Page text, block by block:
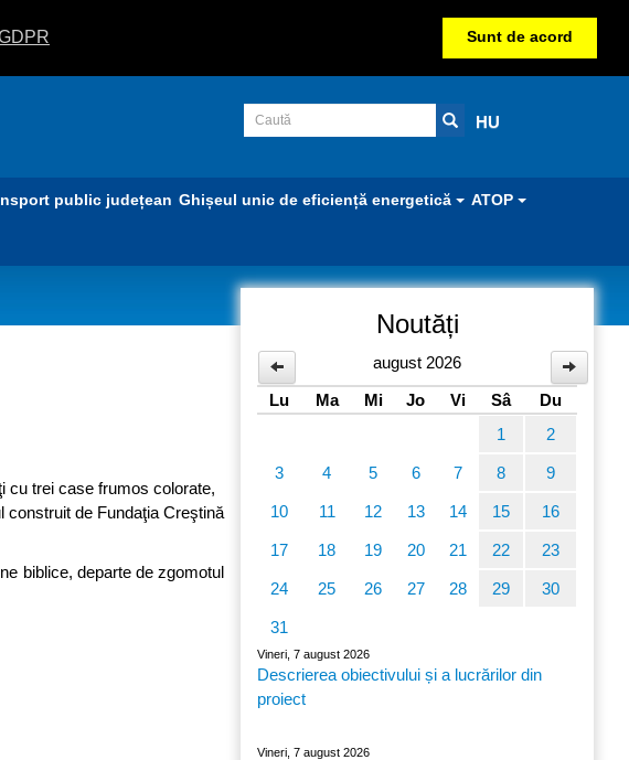
Sunt de acord
HU
public județean Ghișeul unic de eficiență energetică ATOP
cu trei case frumos colorate,
construit de Fundaţia Creştină
biblice, departe de zgomotul
Noutăți
august 2026
Lu
Ma Mi Jo Vi Sâ
Du
1
2
3 4 5 6 7 8 9
10 11 12 13 14 15 16
17 18 19 20 21 22 23
24 25 26 27 28 29 30
31
Vineri, 7 august 2026
Descrierea obiectivului și a lucrărilor din
proiect
Vineri, 7 august 2026